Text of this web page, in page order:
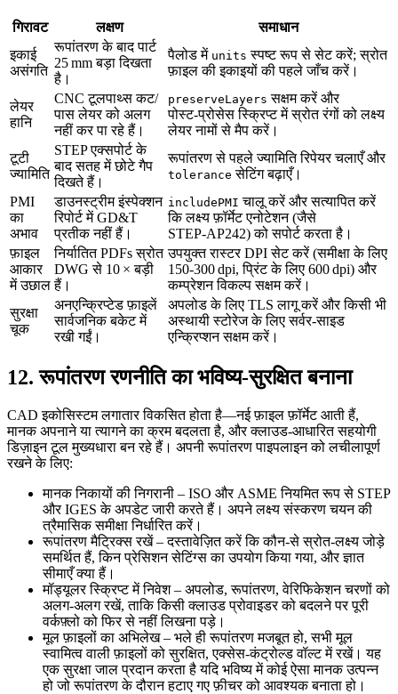
गिरावट लक्षण
समाधान
इकाई
असंगति
रूपांतरण के बाद पार्ट
25 mm बड़ा दिखता
है।
पैलोड में units स्पष्ट रूप से सेट करें; स्रोत
फ़ाइल की इकाइयों की पहले जाँच करें।
लेयर
हानि
CNC टूलपाथ्स कट/
पास लेयर को अलग
नहीं कर पा रहे हैं।
preserveLayers सक्षम करें और
पोस्ट‑प्रोसेस स्क्रिप्ट में स्रोत रंगों को लक्ष्य
लेयर नामों से मैप करें।
टूटी
ज्यामिति
STEP एक्सपोर्ट के
बाद सतह में छोटे गैप
दिखते हैं।
रूपांतरण से पहले ज्यामिति रिपेयर चलाएँ और
tolerance सेटिंग बढ़ाएँ।
PMI
का
अभाव
डाउनस्ट्रीम इंस्पेक्शन
रिपोर्ट में GD&T
प्रतीक नहीं हैं।
includePMI चालू करें और सत्यापित करें
कि लक्ष्य फ़ॉर्मेट एनोटेशन (जैसे
STEP‑AP242) को सपोर्ट करता है।
फ़ाइल
आकार
में उछाल
निर्यातित PDFs स्रोत
DWG से 10 × बड़ी
हैं।
उपयुक्त रास्टर DPI सेट करें (समीक्षा के लिए
150‑300 dpi, प्रिंट के लिए 600 dpi) और
कम्प्रेशन विकल्प सक्षम करें।
सुरक्षा
चूक
अनएन्क्रिप्टेड फ़ाइलें
सार्वजनिक बकेट में
रखी गईं।
अपलोड के लिए TLS लागू करें और किसी भी
अस्थायी स्टोरेज के लिए सर्वर‑साइड
एन्क्रिप्शन सक्षम करें।
12. रूपांतरण रणनीति का भविष्य‑सुरक्षित बनाना
CAD इकोसिस्टम लगातार विकसित होता है—नई फ़ाइल फ़ॉर्मेट आती हैं,
मानक अपनाने या त्यागने का क्रम बदलता है, और क्लाउड‑आधारित सहयोगी
डिज़ाइन टूल मुख्यधारा बन रहे हैं। अपनी रूपांतरण पाइपलाइन को लचीलापूर्ण
रखने के लिए:
मानक निकायों की निगरानी – ISO और ASME नियमित रूप से STEP
और IGES के अपडेट जारी करते हैं। अपने लक्ष्य संस्करण चयन की
त्रैमासिक समीक्षा निर्धारित करें।
रूपांतरण मैट्रिक्स रखें– दस्तावेज़ित करें कि कौन‑से स्रोत‑लक्ष्य जोड़े
समर्थित हैं, किन प्रेसिशन सेटिंग्स का उपयोग किया गया, और ज्ञात
सीमाएँ क्या हैं।
मॉड्यूलर स्क्रिप्ट में निवेश– अपलोड, रूपांतरण, वेरिफिकेशन चरणों को
अलग‑अलग रखें, ताकि किसी क्लाउड प्रोवाइडर को बदलने पर पूरी
वर्कफ़्लो को फिर से नहीं लिखना पड़े।
मूल फ़ाइलों का अभिलेख– भले ही रूपांतरण मजबूत हो, सभी मूल
स्वामित्व वाली फ़ाइलों को सुरक्षित, एक्सेस‑कंट्रोल्ड वॉल्ट में रखें। यह
एक सुरक्षा जाल प्रदान करता है यदि भविष्य में कोई ऐसा मानक उत्पन्न
हो जो रूपांतरण के दौरान हटाए गए फ़ीचर को आवश्यक बनाता हो।